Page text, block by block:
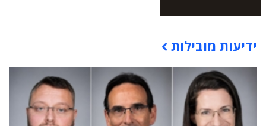
תוכן פרסומי
ידיעות מובילות